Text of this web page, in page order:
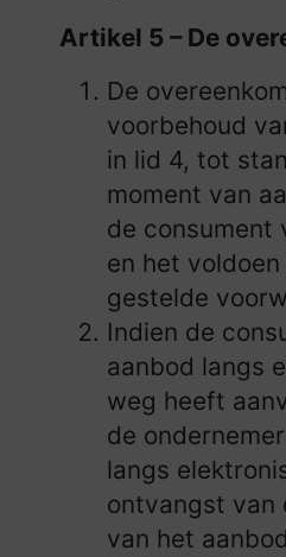
Artikel 5 – De
De
voorbehoud
in lid 4, tot
moment van
de consument
en het
gestelde
Indien de
aanbod langs
weg heeft
de
langs
ontvangst van
van het